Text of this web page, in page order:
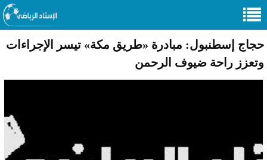
حجاج إسطنبول: مبادرة «طريق مكة» تيسر الإجراءات
وتعزز راحة ضيوف الرحمن